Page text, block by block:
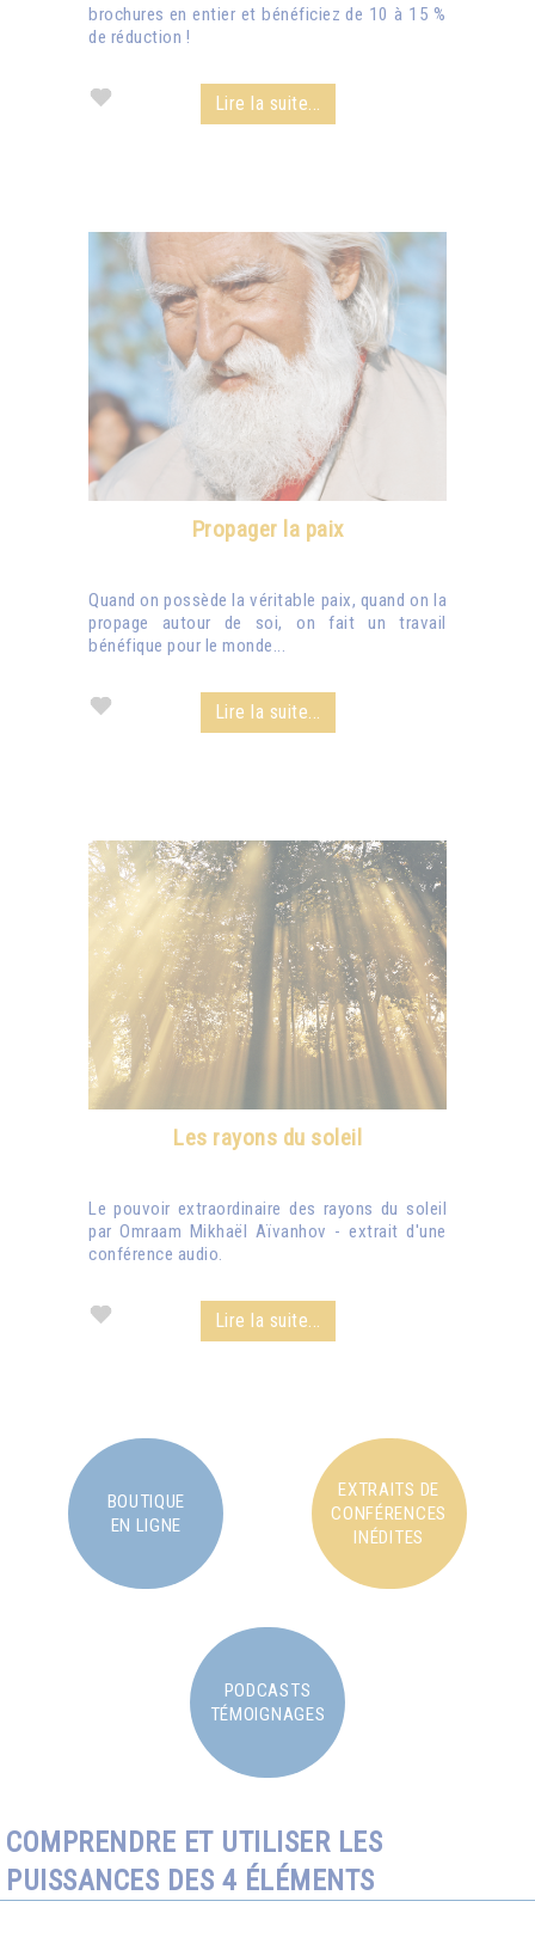
brochures en entier et bénéficiez de 10 à 15 %
de réduction !
Lire la suite...
Propager la paix
Quand on possède la véritable paix, quand on la
propage autour de soi, on fait un travail
bénéfique pour le monde...
Lire la suite...
Les rayons du soleil
Le pouvoir extraordinaire des rayons du soleil
par Omraam Mikhaël Aïvanhov - extrait d'une
conférence audio.
Lire la suite...
BOUTIQUE
EN LIGNE
EXTRAITS DE
CONFÉRENCES
INÉDITES
PODCASTS
TÉMOIGNAGES
COMPRENDRE ET UTILISER LES
PUISSANCES DES 4 ÉLÉMENTS